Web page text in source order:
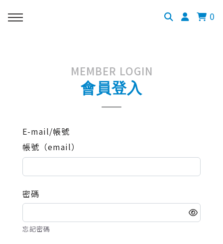
0
MEMBER LOGIN
會員登入
E-mail/帳號
帳號（email）
密碼
忘記密碼